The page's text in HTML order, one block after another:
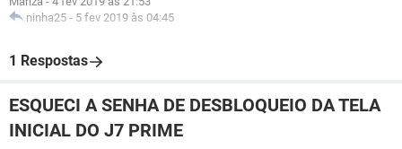
ninha25 - 5 fev 2019 às 04:45
1 Respostas
ESQUECI A SENHA DE DESBLOQUEIO DA TELA
INICIAL DO J7 PRIME